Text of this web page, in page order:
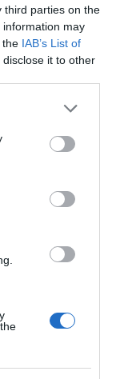
third parties on the
information may
the IAB’s List of
it to other
2024
la vivienda en
de 2024
Siguiente